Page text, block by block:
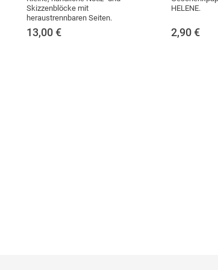
Skizzenblöcke mit
heraustrennbaren Seiten.
13,00 €
HELENE.
2,90 €